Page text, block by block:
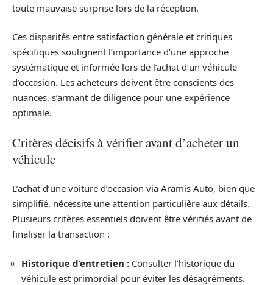
toute mauvaise surprise lors de la réception.
Ces disparités entre satisfaction générale et critiques
spécifiques soulignent l’importance d’une approche
systématique et informée lors de l’achat d’un véhicule
d’occasion. Les acheteurs doivent être conscients des
nuances, s’armant de diligence pour une expérience
optimale.
Critères décisifs à vérifier avant d’acheter un
véhicule
L’achat d’une voiture d’occasion via Aramis Auto, bien que
simplifié, nécessite une attention particulière aux détails.
Plusieurs critères essentiels doivent être vérifiés avant de
finaliser la transaction :
Historique d’entretien : Consulter l’historique du
véhicule est primordial pour éviter les désagréments.